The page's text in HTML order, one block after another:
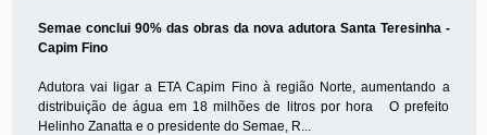
Semae conclui 90% das obras da nova adutora Santa Teresinha -
Capim Fino
Adutora vai ligar a ETA Capim Fino à região Norte, aumentando a
distribuição de água em 18 milhões de litros por hora O prefeito
Helinho Zanatta e o presidente do Semae, R...